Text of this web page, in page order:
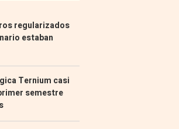
regularizados
estaban
Ternium casi
semestre